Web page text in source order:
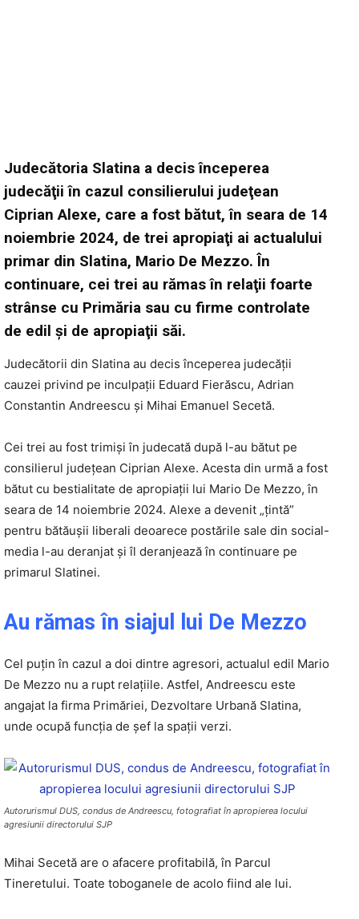
Judecătoria Slatina a decis începerea
judecăţii în cazul consilierului judeţean
Ciprian Alexe, care a fost bătut, în seara de 14
noiembrie 2024, de trei apropiaţi ai actualului
primar din Slatina, Mario De Mezzo. În
continuare, cei trei au rămas în relaţii foarte
strânse cu Primăria sau cu firme controlate
de edil şi de apropiaţii săi.
Judecătorii din Slatina au decis începerea judecăţii
cauzei privind pe inculpaţii Eduard Fierăscu, Adrian
Constantin Andreescu şi Mihai Emanuel Secetă.
Cei trei au fost trimişi în judecată după l-au bătut pe
consilierul judeţean Ciprian Alexe. Acesta din urmă a fost
bătut cu bestialitate de apropiaţii lui Mario De Mezzo, în
seara de 14 noiembrie 2024. Alexe a devenit „ţintă”
pentru bătăuşii liberali deoarece postările sale din social-
media l-au deranjat şi îl deranjează în continuare pe
primarul Slatinei.
Au rămas în siajul lui De Mezzo
Cel puţin în cazul a doi dintre agresori, actualul edil Mario
De Mezzo nu a rupt relaţiile. Astfel, Andreescu este
angajat la firma Primăriei, Dezvoltare Urbană Slatina,
unde ocupă funcţia de şef la spaţii verzi.
Autorurismul DUS, condus de Andreescu, fotografiat în apropierea locului
agresiunii directorului SJP
Mihai Secetă are o afacere profitabilă, în Parcul
Tineretului. Toate toboganele de acolo fiind ale lui.